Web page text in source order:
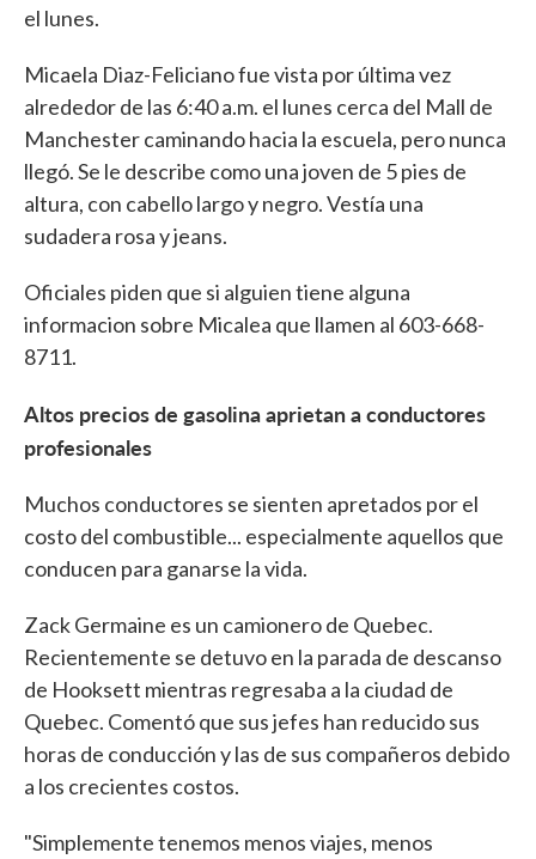
el lunes.
Micaela Diaz-Feliciano fue vista por última vez
alrededor de las 6:40 a.m. el lunes cerca del Mall de
Manchester caminando hacia la escuela, pero nunca
llegó. Se le describe como una joven de 5 pies de
altura, con cabello largo y negro. Vestía una
sudadera rosa y jeans.
Oficiales piden que si alguien tiene alguna
informacion sobre Micalea que llamen al 603-668-
8711.
Altos precios de gasolina aprietan a conductores
profesionales
Muchos conductores se sienten apretados por el
costo del combustible... especialmente aquellos que
conducen para ganarse la vida.
Zack Germaine es un camionero de Quebec.
Recientemente se detuvo en la parada de descanso
de Hooksett mientras regresaba a la ciudad de
Quebec. Comentó que sus jefes han reducido sus
horas de conducción y las de sus compañeros debido
a los crecientes costos.
"Simplemente tenemos menos viajes, menos